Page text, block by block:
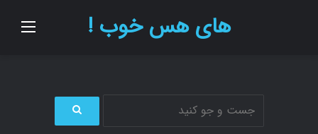
های هس خوب !
ج